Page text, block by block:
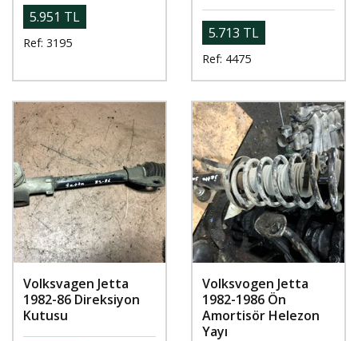
5.951 TL
Ref: 3195
5.713 TL
Ref: 4475
Volksvagen Jetta
1982-86 Direksiyon
Kutusu
Volksvogen Jetta
1982-1986 Ön
Amortisör Helezon
Yayı